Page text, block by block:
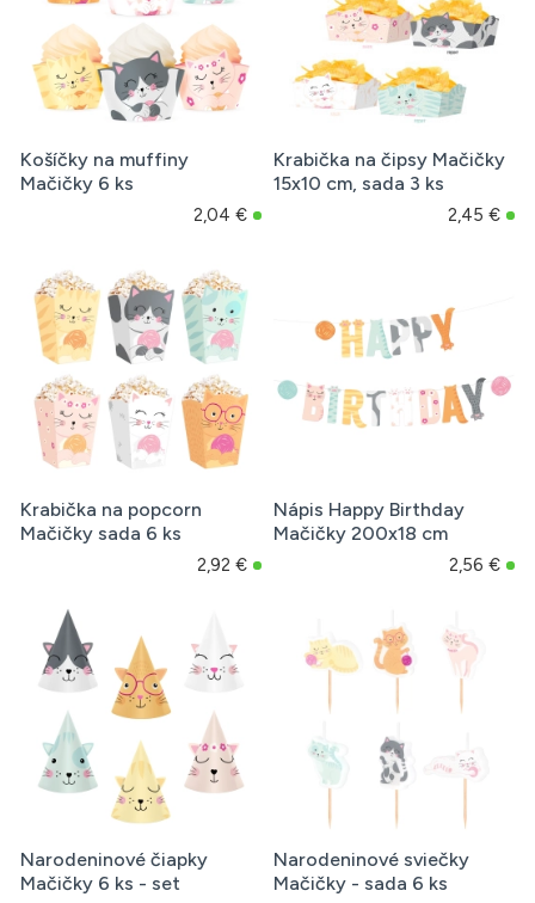
Košíčky na muffiny
Mačičky 6 ks
2,04 €
Krabička na čipsy Mačičky
15x10 cm, sada 3 ks
2,45 €
Krabička na popcorn
Mačičky sada 6 ks
2,92 €
Nápis Happy Birthday
Mačičky 200x18 cm
2,56 €
Narodeninové čiapky
Mačičky 6 ks - set
Narodeninové sviečky
Mačičky - sada 6 ks